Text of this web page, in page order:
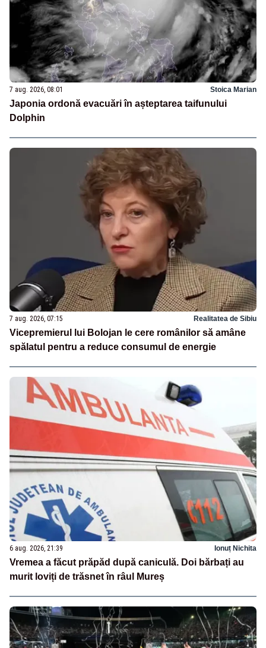
7 aug. 2026, 08:01 Stoica Marian
Japonia ordonă evacuări în așteptarea taifunului
Dolphin
7 aug. 2026, 07:15 Realitatea de Sibiu
Vicepremierul lui Bolojan le cere românilor să amâne
spălatul pentru a reduce consumul de energie
6 aug. 2026, 21:39 Ionuț Nichita
Vremea a făcut prăpăd după caniculă. Doi bărbați au
murit loviți de trăsnet în râul Mureș